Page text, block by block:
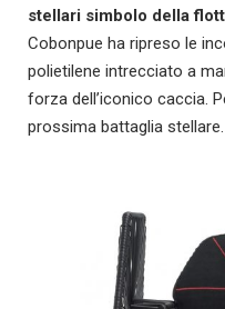
stellari simbolo della
Cobonpue ha ripreso le
polietilene intrecciato a
forza dell’iconico caccia.
prossima battaglia stellare.